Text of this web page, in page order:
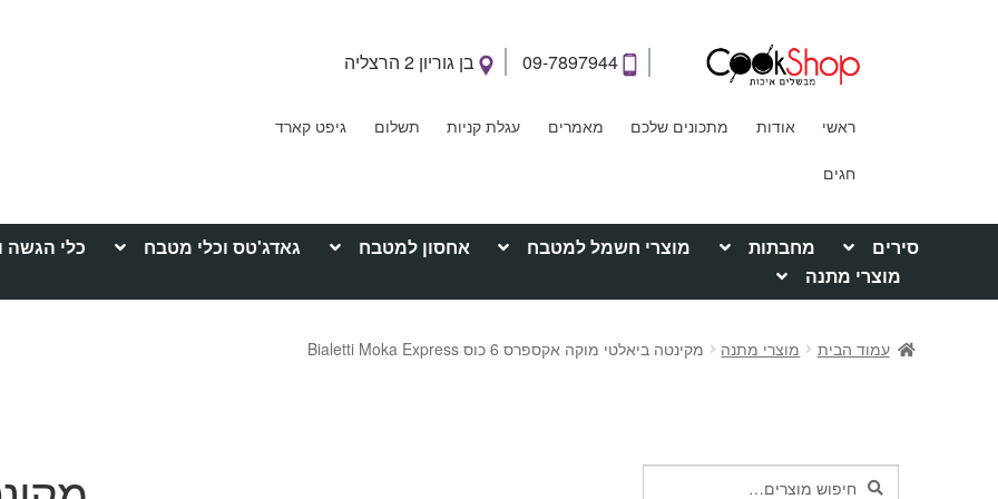
09-7897944 בן גוריון 2 הרצליה
ראשי אודות מתכונים שלכם מאמרים עגלת קניות תשלום גיפט קארד
חגים
סירים מחבתות מוצרי חשמל למטבח אחסון למטבח גאדג'טס וכלי מטבח כלי הגשה
מוצרי מתנה
עמוד הבית מוצרי מתנה מקינטה ביאלטי מוקה אקספרס 6 כוס Bialetti Moka Express
חיפושחיפוש